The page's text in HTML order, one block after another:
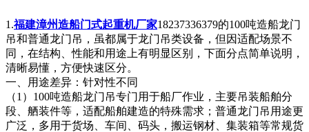
1.福建漳州造船门式起重机厂家18237336379的100吨造船龙门
吊和普通龙门吊，虽都属于龙门吊类设备，但因适配场景不
同，在结构、性能和用途上有明显区别，下面分点简单说明，
清晰易懂，方便快速区分。
一、用途差异：针对性不同
（1）100吨造船龙门吊专门用于船厂作业，主要吊装船舶分
段、舾装件等，适配船舶建造的特殊需求；普通龙门吊用途更
广泛，多用于货场、车间、码头，搬运钢材、集装箱等常规货